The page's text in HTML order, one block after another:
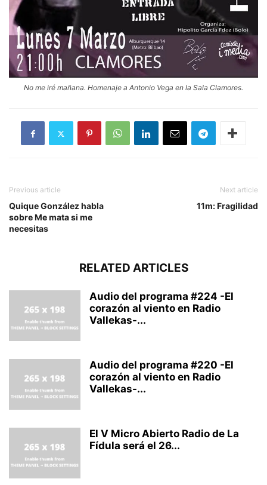
No me iré mañana. Homenaje a Antonio Vega en la Sala Clamores.
Previous article
Quique González habla
sobre Me mata si me
necesitas
Next article
11m: Fragilidad
RELATED ARTICLES
Audio del programa #224 -El
corazón al viento en Radio
Vallekas-...
Audio del programa #220 -El
corazón al viento en Radio
Vallekas-...
El V Micro Abierto Radio de La
Fídula será el 26...